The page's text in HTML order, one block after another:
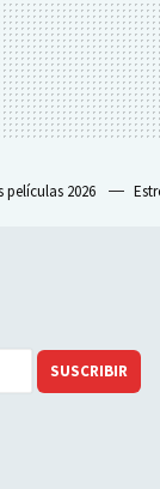
películas 2026
SUSCRIBIR